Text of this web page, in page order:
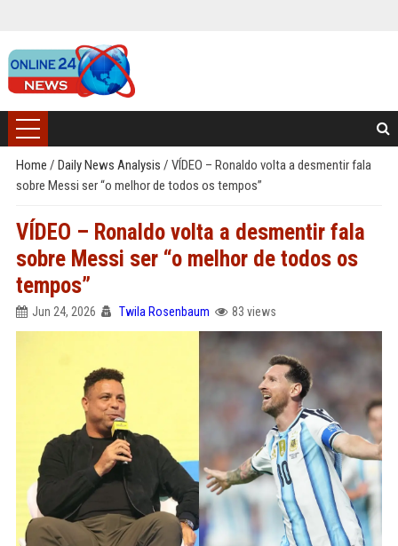
Home / Daily News Analysis / VÍDEO – Ronaldo volta a desmentir fala
sobre Messi ser “o melhor de todos os tempos”
VÍDEO – Ronaldo volta a desmentir fala
sobre Messi ser “o melhor de todos os
tempos”
Jun 24, 2026 Twila Rosenbaum 83 views